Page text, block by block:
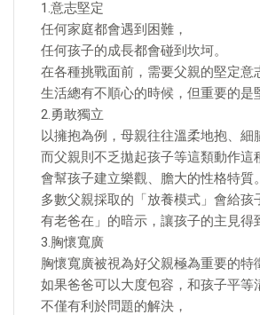
1.意志堅定
任何家庭都會遇到困難，
任何孩子的成長都會碰到坎坷。
在各種挑戰面前，需要父親的堅定意
生活總有不順心的時候，但重要的是
2.勇敢獨立
以擁抱為例，母親往往溫柔地抱、細
而父親則不乏拋起孩子等這類動作這
會幫孩子建立樂觀、膽大的性格特質。
多數父親採取的「放養模式」會給孩
有老爸在」的暗示，讓孩子的主見得
3.胸懷寬廣
胸懷寬廣被視為好父親極為重要的特
如果爸爸可以大度包容，和孩子平等
不僅有利於問題的解決，